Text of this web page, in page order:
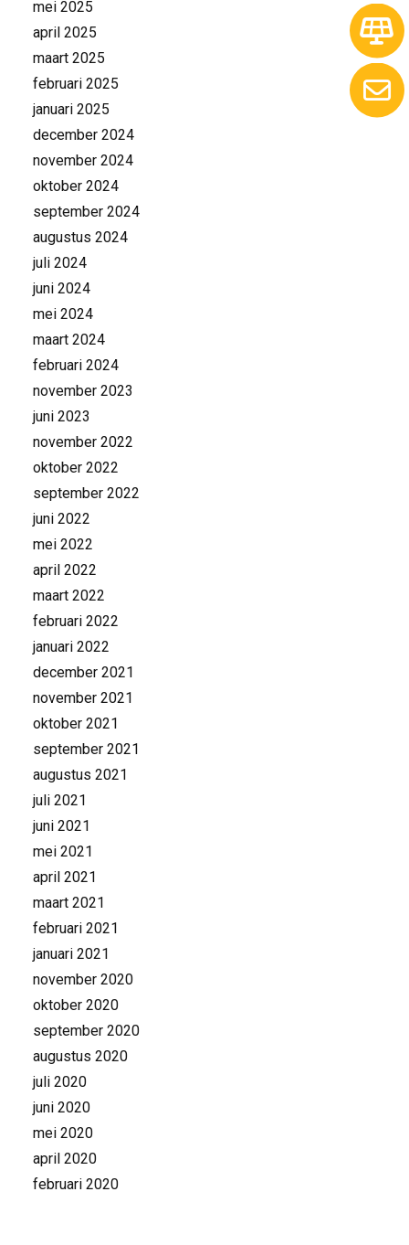
mei 2025
april 2025
maart 2025
februari 2025
januari 2025
december 2024
november 2024
oktober 2024
september 2024
augustus 2024
juli 2024
juni 2024
mei 2024
maart 2024
februari 2024
november 2023
juni 2023
november 2022
oktober 2022
september 2022
juni 2022
mei 2022
april 2022
maart 2022
februari 2022
januari 2022
december 2021
november 2021
oktober 2021
september 2021
augustus 2021
juli 2021
juni 2021
mei 2021
april 2021
maart 2021
februari 2021
januari 2021
november 2020
oktober 2020
september 2020
augustus 2020
juli 2020
juni 2020
mei 2020
april 2020
februari 2020